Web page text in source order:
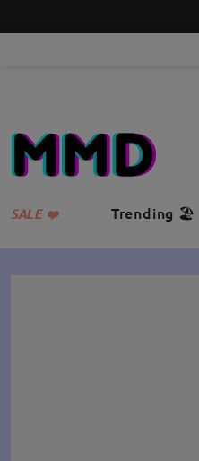
SALE ❤️ Trending 🏖️